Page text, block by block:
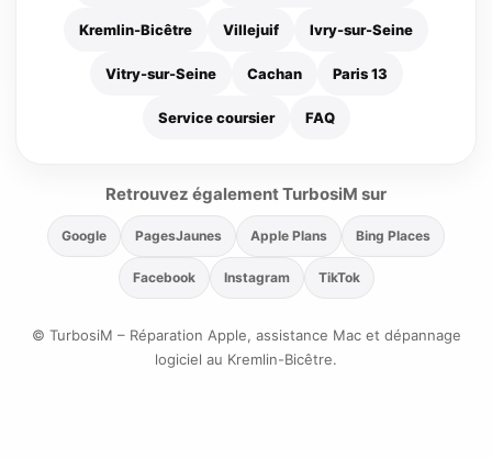
Kremlin-Bicêtre Villejuif Ivry-sur-Seine
Vitry-sur-Seine Cachan Paris 13
Service coursier FAQ
Retrouvez également TurbosiM sur
Google PagesJaunes Apple Plans Bing Places
Facebook Instagram TikTok
© TurbosiM – Réparation Apple, assistance Mac et dépannage
logiciel au Kremlin-Bicêtre.